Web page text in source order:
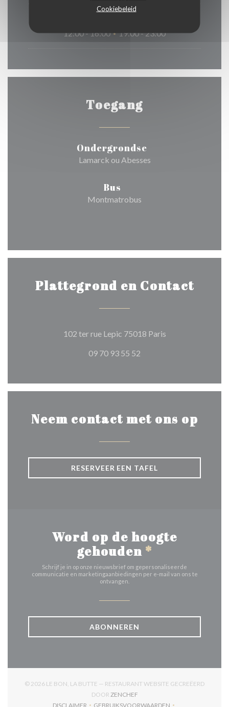
Cookiebeleid
12:00 - 16:00 • 19:00 - 23:00
Toegang
Ondergrondse
Lamarck ou Abesses
Bus
Montmatrobus
Plattegrond en Contact
102 ter rue Lepic 75018 Paris((opent in een
09 70 93 55 52
Neem contact met ons op
RESERVEER EEN TAFEL
Word op de hoogte
gehouden *
Schrijf je in op onze nieuwsbrief om gepersonaliseerde
communicatie en marketingaanbiedingen per e-mail van ons te
ontvangen.
ABONNEREN
© 2026 LE BON, LA BUTTE — RESTAURANT WEBSITE GECREËERD
DOOR ZENCHEF((OPENT IN EEN NIEUW
DISCLAIMER
GEBRUIKSVOORWAARDEN